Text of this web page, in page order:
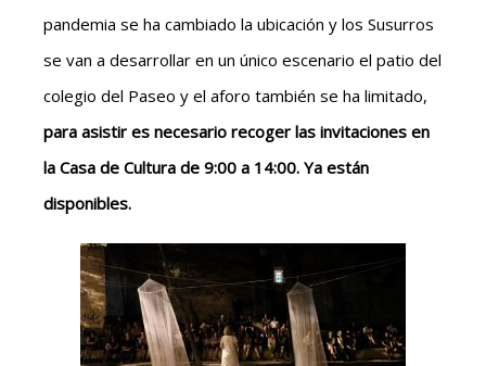
pandemia se ha cambiado la ubicación y los Susurros
se van a desarrollar en un único escenario el patio del
colegio del Paseo y el aforo también se ha limitado,
para asistir es necesario recoger las invitaciones en
la Casa de Cultura de 9:00 a 14:00. Ya están
disponibles.